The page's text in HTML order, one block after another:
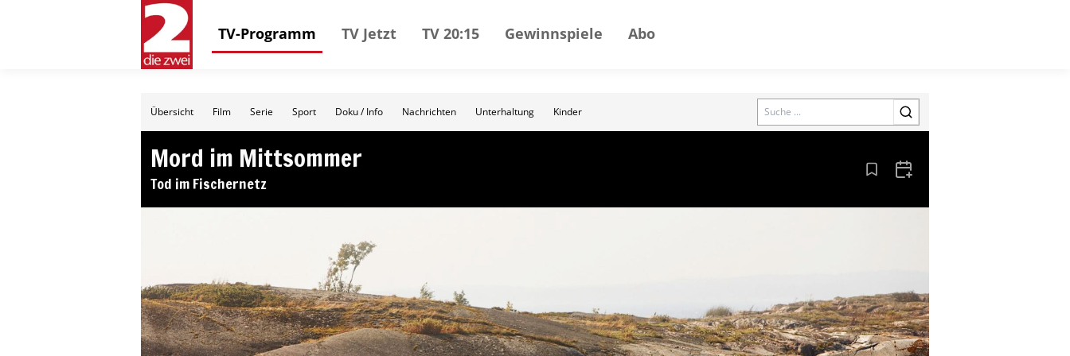
TV-Programm TV Jetzt TV 20:15 Gewinnspiele Abo
Übersicht Film Serie Sport Doku / Info Nachrichten Unterhaltung Kinder Search
Mord im Mittsommer
Tod im Fischernetz Aus den Lesezeichen entfernen
Zum Kalender hinzufügen